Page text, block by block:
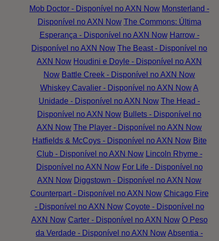
Mob Doctor - Disponível no AXN Now Monsterland -
Disponível no AXN Now The Commons: Última
Esperança - Disponível no AXN Now Harrow -
Disponível no AXN Now The Beast - Disponível no
AXN Now Houdini e Doyle - Disponível no AXN
Now Battle Creek - Disponível no AXN Now
Whiskey Cavalier - Disponível no AXN NowA
Unidade - Disponível no AXN Now The Head -
Disponível no AXN Now Bullets - Disponível no
AXN Now The Player - Disponível no AXN Now
Hatfields & McCoys - Disponível no AXN Now Bite
Club - Disponível no AXN Now Lincoln Rhyme -
Disponível no AXN Now For Life - Disponível no
AXN Now Diggstown - Disponível no AXN Now
Counterpart - Disponível no AXN Now Chicago Fire
- Disponível no AXN Now Coyote - Disponível no
AXN Now Carter - Disponível no AXN Now O Peso
da Verdade - Disponível no AXN NowAbsentia -